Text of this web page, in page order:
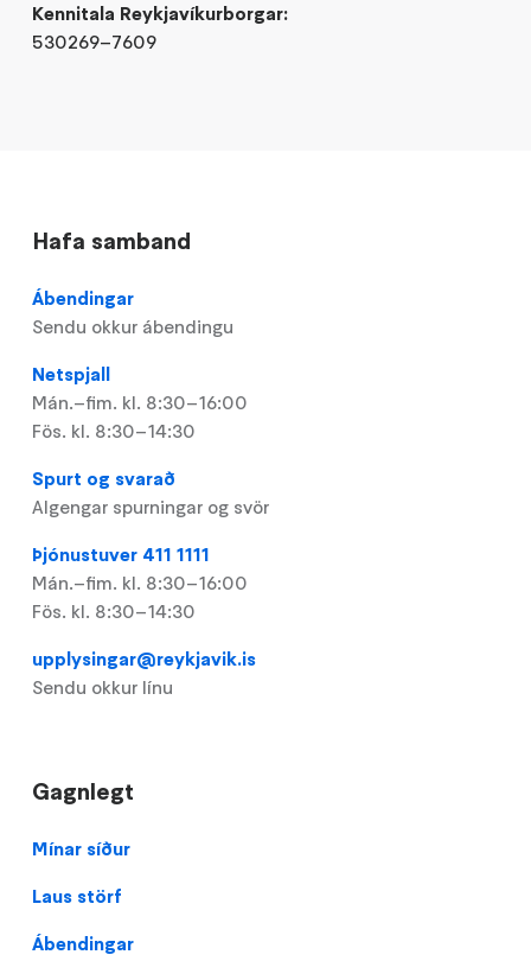
Kennitala Reykjavíkurborgar:
530269–7609
Hafa samband
Ábendingar
Sendu okkur ábendingu
Netspjall
Mán.–fim. kl. 8:30–16:00
Fös. kl. 8:30–14:30
Spurt og svarað
Algengar spurningar og svör
Þjónustuver 411 1111
Mán.–fim. kl. 8:30–16:00
Fös. kl. 8:30–14:30
upplysingar@reykjavik.is
Sendu okkur línu
Gagnlegt
Footer
Mínar síður
Laus störf
Ábendingar